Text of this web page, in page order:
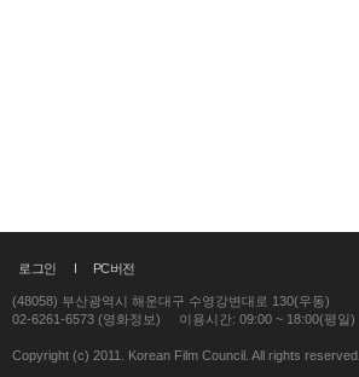
로그인 PC버전
(48058) 부산광역시 해운대구 수영강변대로 130(우동)
02-6261-6573 (영화정보)
이용시간: 09:00 ~ 18:00(평일)
Copyright (c) 2011. Korean Film Council. All rights reserved.